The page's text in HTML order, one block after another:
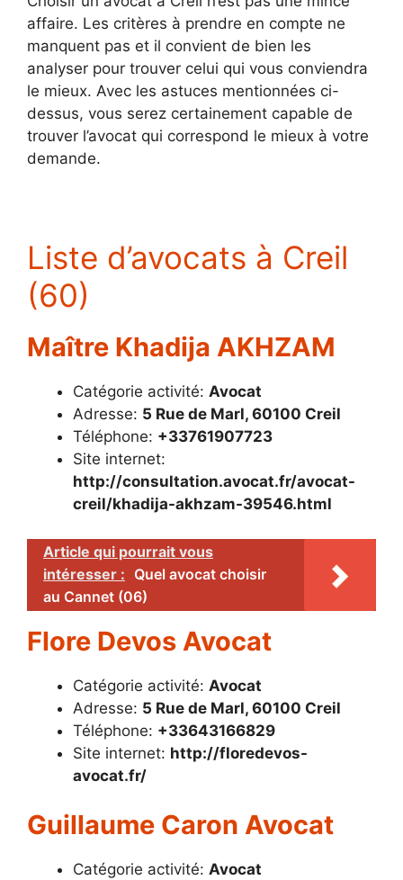
affaire. Les critères à prendre en compte ne
manquent pas et il convient de bien les
analyser pour trouver celui qui vous conviendra
le mieux. Avec les astuces mentionnées ci-
dessus, vous serez certainement capable de
trouver l’avocat qui correspond le mieux à votre
demande.
Liste d’avocats à Creil
(60)
Maître Khadija AKHZAM
Catégorie activité: Avocat
Adresse: 5 Rue de Marl, 60100 Creil
Téléphone: +33761907723
Site internet:
http://consultation.avocat.fr/avocat-
creil/khadija-akhzam-39546.html
Article qui pourrait vous
intéresser : Quel avocat choisir
au Cannet (06)
Flore Devos Avocat
Catégorie activité: Avocat
Adresse: 5 Rue de Marl, 60100 Creil
Téléphone: +33643166829
Site internet: http://floredevos-
avocat.fr/
Guillaume Caron Avocat
Catégorie activité: Avocat